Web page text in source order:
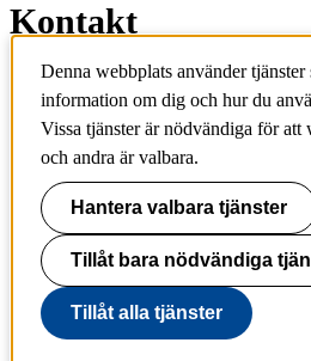
Kontakt
Kontakta utbildningsprogram
Kontakta kurs
IT-support
KTH Entré
KTH
100 44 Stockholm
+46 8 790 60 00
info@kth.se
📷 @KTHstudent på Instagram
Denna webbplats använder tjänster
information om dig och hur du
Vissa tjänster är nödvändiga för att
och andra är valbara.
Hantera valbara tjänster
Tillåt bara nödvändiga
Tillåt alla tjänster